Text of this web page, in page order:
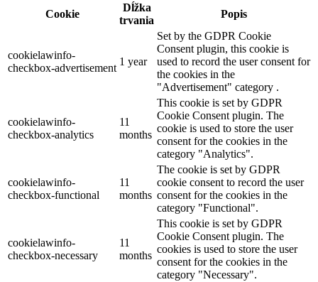
Cookie
Dĺžka
trvania
Popis
cookielawinfo-
checkbox-advertisement
1 year
Set by the GDPR Cookie
Consent plugin, this cookie is
used to record the user consent for
the cookies in the
"Advertisement" category .
cookielawinfo-
checkbox-analytics
11
months
This cookie is set by GDPR
Cookie Consent plugin. The
cookie is used to store the user
consent for the cookies in the
category "Analytics".
cookielawinfo-
checkbox-functional
11
months
The cookie is set by GDPR
cookie consent to record the user
consent for the cookies in the
category "Functional".
cookielawinfo-
checkbox-necessary
11
months
This cookie is set by GDPR
Cookie Consent plugin. The
cookies is used to store the user
consent for the cookies in the
category "Necessary".